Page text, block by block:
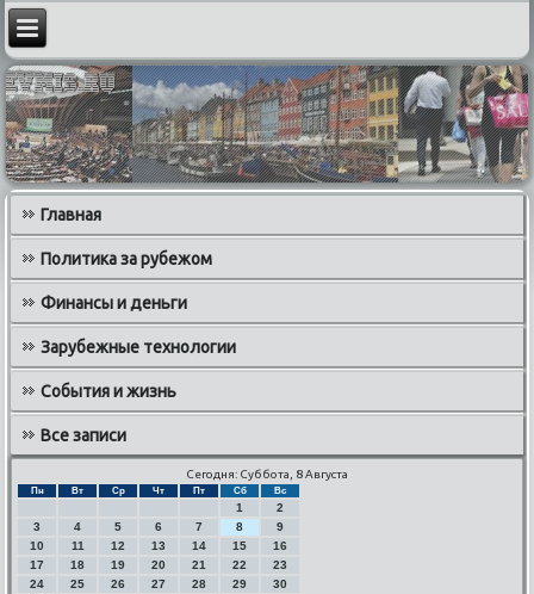
Главная
Политика за рубежом
Финансы и деньги
Зарубежные технологии
События и жизнь
Все записи
Сегодня: Суббота, 8 Августа
Пн Вт Ср Чт Пт Сб Вс
1
2
3
4 5 6 7 8
9
10
11 12 13 14 15
16
17
18 19 20 21 22
23
24
25 26 27 28 29
30